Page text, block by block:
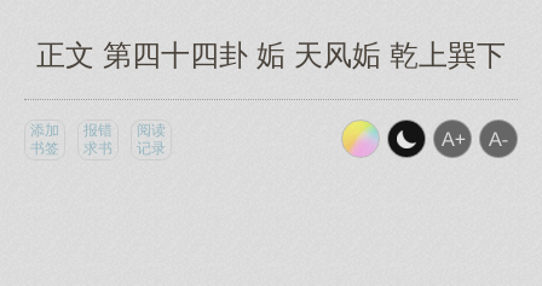
正文 第四十四卦 姤 天风姤 乾上巽下
添加
书签
报错
求书
阅读
记录